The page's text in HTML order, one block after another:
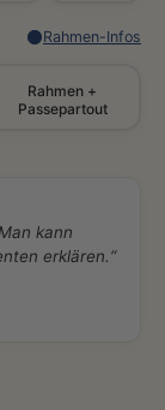
Rahmen-Infos
Rahmen +
Passepartout
kann
erklären.“